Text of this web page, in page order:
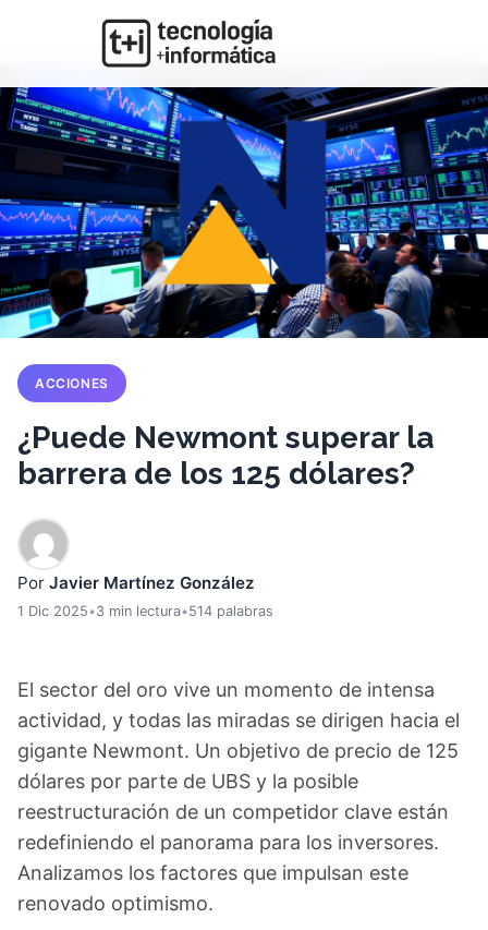
ACCIONES
¿Puede Newmont superar la
barrera de los 125 dólares?
Por Javier Martínez González
1 Dic 2025•3 min lectura•514 palabras
El sector del oro vive un momento de intensa
actividad, y todas las miradas se dirigen hacia el
gigante Newmont. Un objetivo de precio de 125
dólares por parte de UBS y la posible
reestructuración de un competidor clave están
redefiniendo el panorama para los inversores.
Analizamos los factores que impulsan este
renovado optimismo.